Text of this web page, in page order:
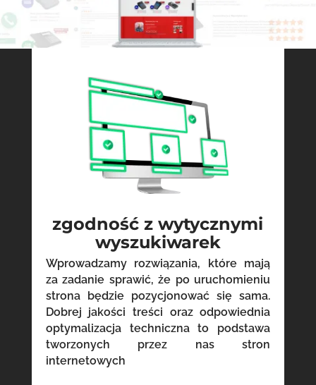
zgodność z wytycznymi
wyszukiwarek
Wprowadzamy rozwiązania, które mają
za zadanie sprawić, że po uruchomieniu
strona będzie pozycjonować się sama.
Dobrej jakości treści oraz odpowiednia
optymalizacja techniczna to podstawa
tworzonych przez nas stron
internetowych